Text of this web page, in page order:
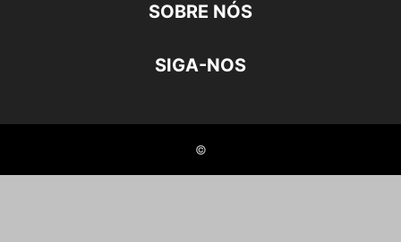
SOBRE NÓS
SIGA-NOS
©